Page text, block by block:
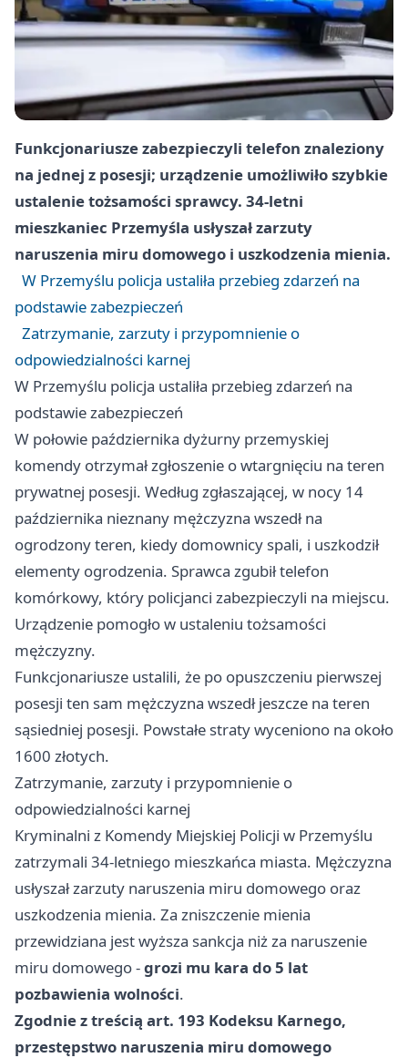
Funkcjonariusze zabezpieczyli telefon znaleziony
na jednej z posesji; urządzenie umożliwiło szybkie
ustalenie tożsamości sprawcy. 34-letni
mieszkaniec Przemyśla usłyszał zarzuty
naruszenia miru domowego i uszkodzenia mienia.
W Przemyślu policja ustaliła przebieg zdarzeń na
podstawie zabezpieczeń
Zatrzymanie, zarzuty i przypomnienie o
odpowiedzialności karnej
W Przemyślu policja ustaliła przebieg zdarzeń na
podstawie zabezpieczeń
W połowie października dyżurny przemyskiej
komendy otrzymał zgłoszenie o wtargnięciu na teren
prywatnej posesji. Według zgłaszającej, w nocy 14
października nieznany mężczyzna wszedł na
ogrodzony teren, kiedy domownicy spali, i uszkodził
elementy ogrodzenia. Sprawca zgubił telefon
komórkowy, który policjanci zabezpieczyli na miejscu.
Urządzenie pomogło w ustaleniu tożsamości
mężczyzny.
Funkcjonariusze ustalili, że po opuszczeniu pierwszej
posesji ten sam mężczyzna wszedł jeszcze na teren
sąsiedniej posesji. Powstałe straty wyceniono na około
1600 złotych.
Zatrzymanie, zarzuty i przypomnienie o
odpowiedzialności karnej
Kryminalni z Komendy Miejskiej Policji w Przemyślu
zatrzymali 34-letniego mieszkańca miasta. Mężczyzna
usłyszał zarzuty naruszenia miru domowego oraz
uszkodzenia mienia. Za zniszczenie mienia
przewidziana jest wyższa sankcja niż za naruszenie
miru domowego -grozi mu kara do 5 lat
pozbawienia wolności.
Zgodnie z treścią art. 193 Kodeksu Karnego,
przestępstwo naruszenia miru domowego